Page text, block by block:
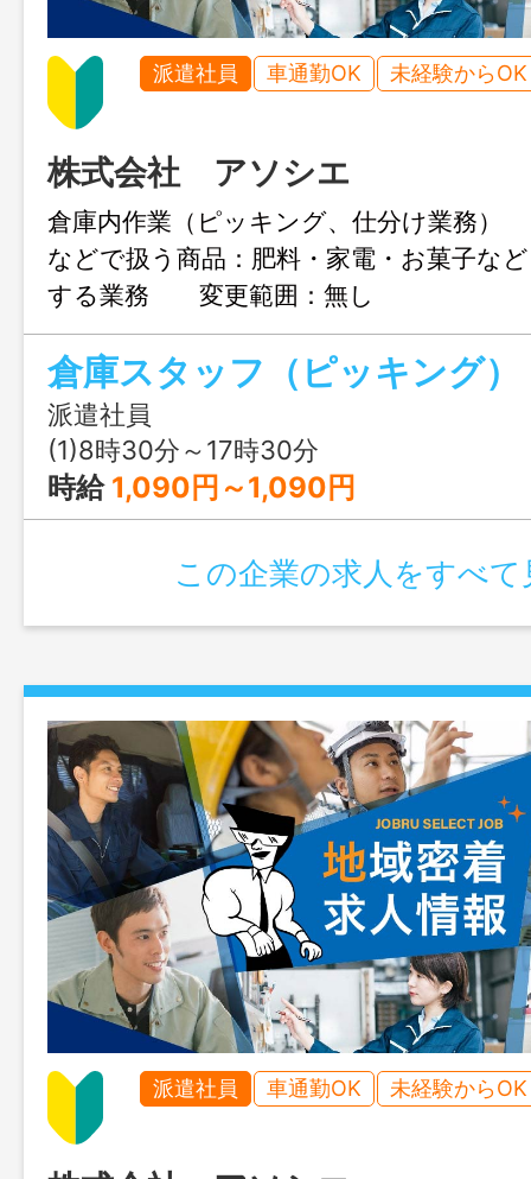
派遣社員 車通勤OK 未経験からOK
株式会社 アソシエ
倉庫内作業（ピッキング、仕分け業務）
などで扱う商品：肥料・家電・お菓子な
する業務 変更範囲：無し
派遣社員
(1)8時30分～17時30分
時給 1,090円～1,090円
この企業の求人をすべて
派遣社員 車通勤OK 未経験からOK